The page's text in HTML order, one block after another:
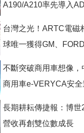
A190/A210率先導入
台灣之光！ARTC電磁
球唯一獲得GM、
不斷突破商用車想像，
商用車e-VERYCA安
長期耕耘傳捷報：博世
營收再創雙位數成長